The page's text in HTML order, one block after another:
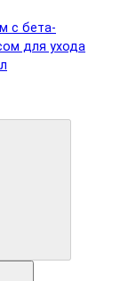
с бета-
для ухода